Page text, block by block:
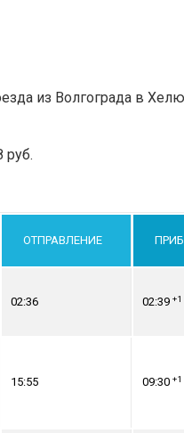
из Волгограда в
руб.
ОТПРАВЛЕНИЕ
02:36 02:39 +1
15:55 09:30 +1